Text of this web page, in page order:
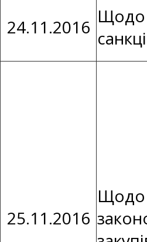
24.11.2016 Щодо
25.11.2016
Щодо